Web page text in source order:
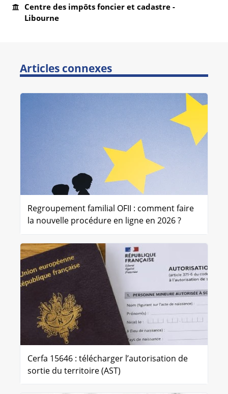
Centre des impôts foncier et cadastre -
Libourne
Articles connexes
Regroupement familial OFII : comment faire
la nouvelle procédure en ligne en 2026 ?
Cerfa 15646 : télécharger l’autorisation de
sortie du territoire (AST)